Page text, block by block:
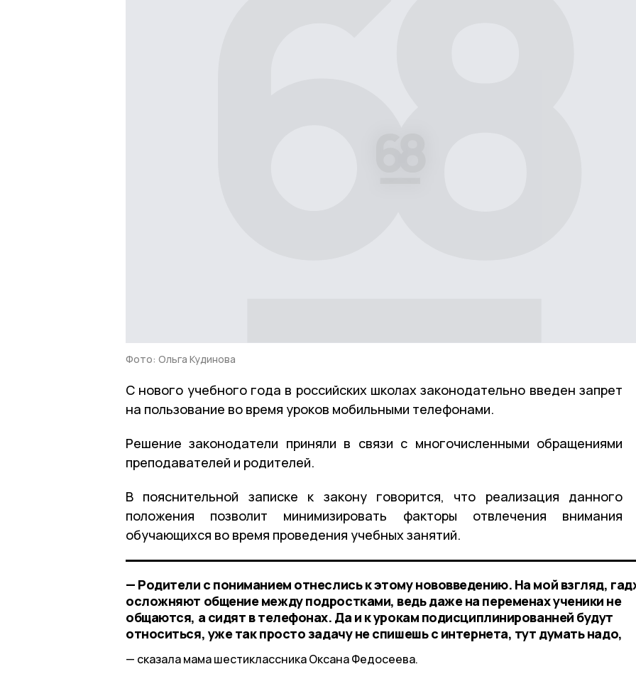
Фото: Ольга Кудинова
С нового учебного года в российских школах законодательно введен запрет
на пользование во время уроков мобильными телефонами.
Решение законодатели приняли в связи с многочисленными обращениями
преподавателей и родителей.
В пояснительной записке к закону говорится, что реализация данного
положения позволит минимизировать факторы отвлечения внимания
обучающихся во время проведения учебных занятий.
— Родители с пониманием отнеслись к этому нововведению. На мой взгляд,
осложняют общение между подростками, ведь даже на переменах ученики не
общаются, а сидят в телефонах. Да и к урокам подисциплинированней будут
относиться, уже так просто задачу не спишешь с интернета, тут думать надо,
сказала мама шестиклассника Оксана Федосеева.